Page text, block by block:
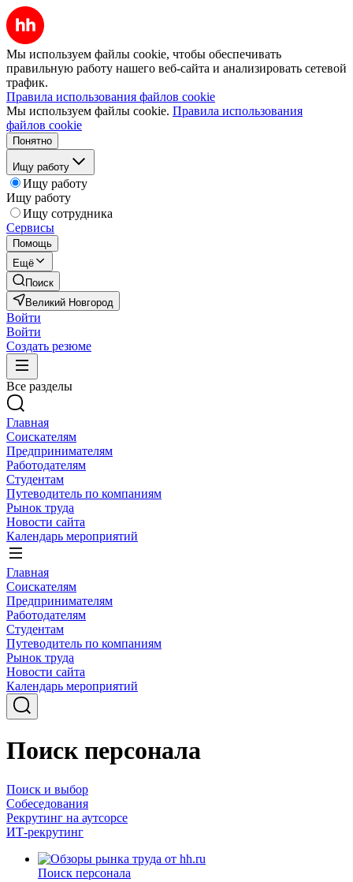
Мы используем файлы cookie, чтобы обеспечивать
правильную работу нашего веб-сайта и анализировать сетевой
трафик.
Правила использования файлов cookie
Мы используем файлы cookie. Правила использования
файлов cookie
Понятно
Ищу работу
Ищу работу
Ищу работу
Ищу сотрудника
Сервисы
Помощь
Ещё
Поиск
Великий Новгород
Войти
Войти
Создать резюме
Все разделы
Главная
Соискателям
Предпринимателям
Работодателям
Студентам
Путеводитель по компаниям
Рынок труда
Новости сайта
Календарь мероприятий
Главная
Соискателям
Предпринимателям
Работодателям
Студентам
Путеводитель по компаниям
Рынок труда
Новости сайта
Календарь мероприятий
Поиск персонала
Поиск и выбор
Собеседования
Рекрутинг на аутсорсе
ИТ-рекрутинг
Поиск персонала